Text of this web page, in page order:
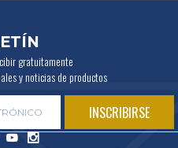
gratuitamente
y noticias de productos